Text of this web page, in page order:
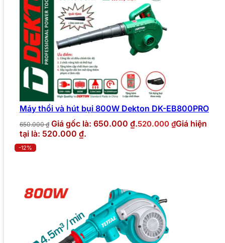
Máy thổi và hút bụi 800W Dekton DK-EB800PRO
650.000₫ Giá gốc là: 650.000 ₫.520.000 ₫Giá hiện
tại là: 520.000 ₫.
-12%